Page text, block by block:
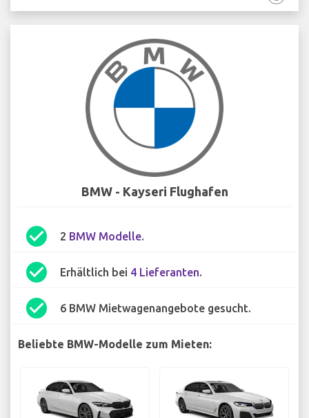
BMW - Kayseri Flughafen
check_circle 2 BMW Modelle.
check_circle Erhältlich bei 4 Lieferanten.
check_circle 6 BMW Mietwagenangebote gesucht.
Beliebte BMW-Modelle zum Mieten: